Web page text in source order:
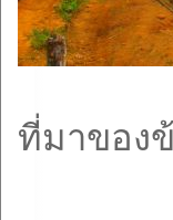
ที่มาของข้